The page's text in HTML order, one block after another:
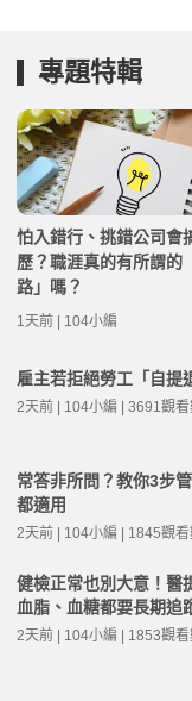
專題特輯
怕入錯行、挑錯公司會
歷？職涯真的有所謂的
路」嗎？
1天前 | 104小編
雇主若拒絕勞工「自提
2天前 | 104小編 | 3691觀
常答非所問？教你3步
都適用
2天前 | 104小編 | 1845觀
健檢正常也別大意！醫
血脂、血糖都要長期追
2天前 | 104小編 | 1853觀